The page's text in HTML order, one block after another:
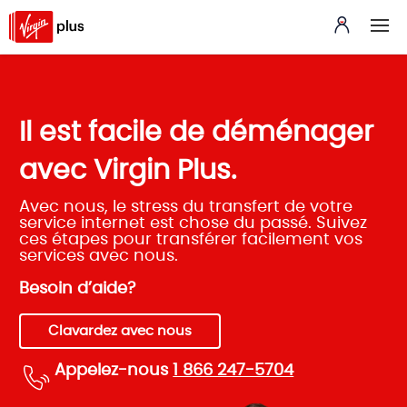
Il est facile de déménager
avec Virgin Plus.
Avec nous, le stress du transfert de votre
service internet est chose du passé. Suivez
ces étapes pour transférer facilement vos
services avec nous.
Besoin d’aide?
Clavardez avec nous
Appelez-nous 1 866 247-5704